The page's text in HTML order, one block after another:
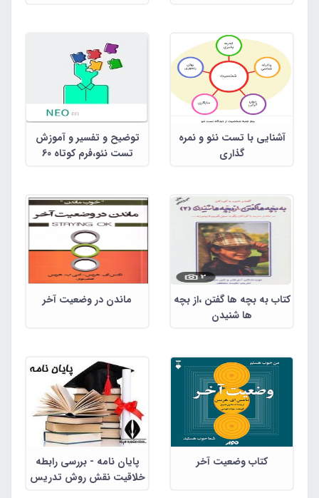
آشنایی با تست نئو و نمره
گذاری
توضیح و تفسیر و آموزش
تست نئو،فرم کوتاه 60
کتاب به بچه ها گفتن ،از بچه
ها شنیدن
ماندن در وضعیت آخر
کتاب وضعیت آخر
پایان نامه - بررسی رابطه
خلاقیت نقش روش تدریس